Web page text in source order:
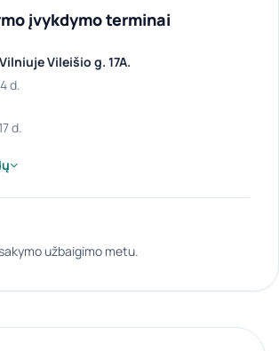
įvykdymo terminai
Vileišio g. 17A.
d.
d.
užbaigimo metu.